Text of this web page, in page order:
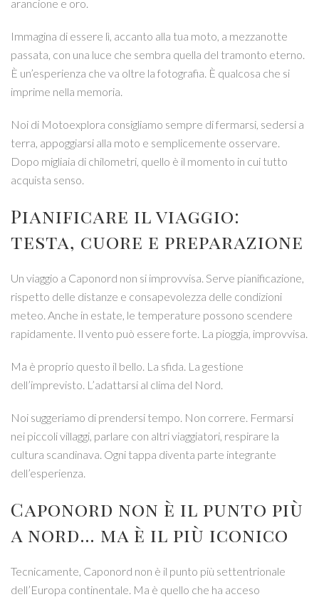
arancione e oro.
Immagina di essere lì, accanto alla tua moto, a mezzanotte
passata, con una luce che sembra quella del tramonto eterno.
È un’esperienza che va oltre la fotografia. È qualcosa che si
imprime nella memoria.
Noi di Motoexplora consigliamo sempre di fermarsi, sedersi a
terra, appoggiarsi alla moto e semplicemente osservare.
Dopo migliaia di chilometri, quello è il momento in cui tutto
acquista senso.
Pianificare il viaggio:
testa, cuore e preparazione
Un viaggio a Caponord non si improvvisa. Serve pianificazione,
rispetto delle distanze e consapevolezza delle condizioni
meteo. Anche in estate, le temperature possono scendere
rapidamente. Il vento può essere forte. La pioggia, improvvisa.
Ma è proprio questo il bello. La sfida. La gestione
dell’imprevisto. L’adattarsi al clima del Nord.
Noi suggeriamo di prendersi tempo. Non correre. Fermarsi
nei piccoli villaggi, parlare con altri viaggiatori, respirare la
cultura scandinava. Ogni tappa diventa parte integrante
dell’esperienza.
Caponord non è il punto più
a nord… ma è il più iconico
Tecnicamente, Caponord non è il punto più settentrionale
dell’Europa continentale. Ma è quello che ha acceso